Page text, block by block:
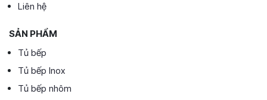
Liên hệ
SẢN PHẨM
Tủ bếp
Tủ bếp Inox
Tủ bếp nhôm